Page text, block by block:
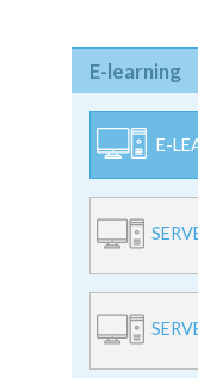
E-learning
E-